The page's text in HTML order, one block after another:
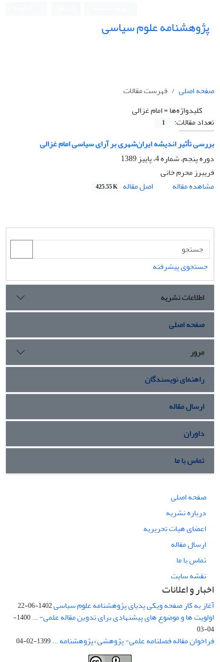
پژوهشنامه علوم سیاسی
صفحه اصلی
فهرست مقالات
کلیدواژه‌ها =امام غزالی
تعداد مقالات:
1
بررسی تأثیر اندیشه ایران‌شهری بر آرای سیاسی امام غزالی
دوره پنجم، شماره 4، پاییز 1389
فریبرز محرم خانی
مشاهده مقاله
اصل مقاله 425.55 K
جستجوی پیشرفته
اطلاعات نشریه
صفحه اصلی
مرور
راهنمای نویسندگان
ارسال مقاله
داوران
تماس با ما
صفحه اصلی
درباره نشریه
اعضای هیات تحریریه
ارسال مقاله
تماس با ما
نقشه سایت
اخبار و اعلانات
آغاز به کار صفحه ویکی پدیای پژوهشنامه علوم سیاسی1402-06-22
اولویت ها و موضوع های پیشنهادی برای تدوین مقاله علمی- ...
1400-
04-03
فراخوان مقاله فصلنامه علمی- پژوهشی «پژوهشنامه ...1399-02-04